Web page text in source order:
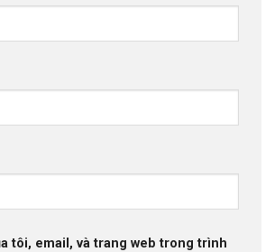
tôi, email, và trang web trong trình